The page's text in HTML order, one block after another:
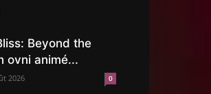
Beyond the
ovni animé...
2026 0